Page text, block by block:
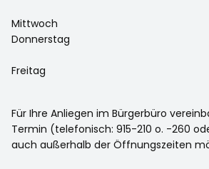
Mittwoch
Donnerstag
Freitag
Für Ihre Anliegen im Bürgerbüro
Termin (telefonisch: 915-210 o. -260
auch außerhalb der Öffnungszeiten